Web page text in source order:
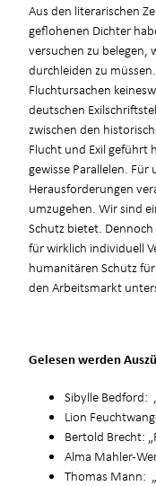
Aus den literarischen
geflohenen Dichter
versuchen zu belegen,
durchleiden zu
Fluchtursachen
deutschen
zwischen den
Flucht und Exil geführt
gewisse Parallelen.
Herausforderungen
umzugehen. Wir sind
Schutz bietet. Dennoch
für wirklich individuell
humanitären Schutz
den Arbeitsmarkt
Gelesen werden
Sibylle Bedford:
Lion
Bertold Brecht:
Alma Mahler-
Thomas Mann: